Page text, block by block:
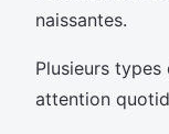
naissantes.
Plusieurs
attention